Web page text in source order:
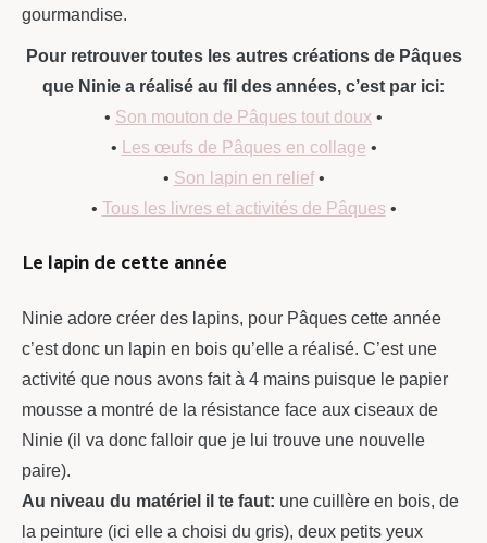
gourmandise.
Pour retrouver toutes les autres créations de Pâques
que Ninie a réalisé au fil des années, c’est par ici:
• Son mouton de Pâques tout doux •
•
Les œufs de Pâques en collage •
• Son lapin en relief•
• Tous les livres et activités de Pâques •
Le lapin de cette année
Ninie adore créer des lapins, pour Pâques cette année
c’est donc un lapin en bois qu’elle a réalisé. C’est une
activité que nous avons fait à 4 mains puisque le papier
mousse a montré de la résistance face aux ciseaux de
Ninie (il va donc falloir que je lui trouve une nouvelle
paire).
Au niveau du matériel il te faut: une cuillère en bois, de
la peinture (ici elle a choisi du gris), deux petits yeux